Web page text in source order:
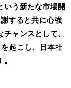
いう新たな市場開
すると共に心強
ャンスとして、
起こし、日本社